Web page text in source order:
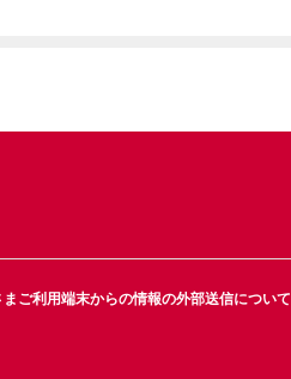
まご利用端末からの情報の外部送信について